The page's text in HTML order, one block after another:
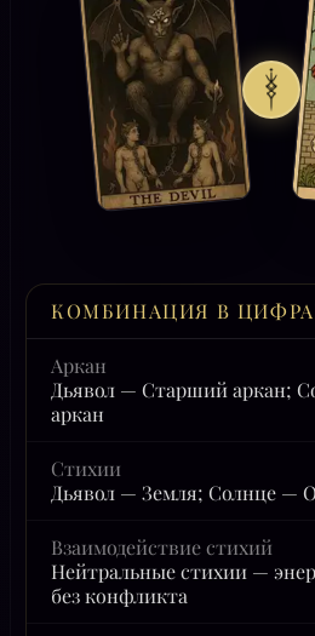
КОМБИНАЦИЯ В
Аркан
Дьявол — Старший аркан;
аркан
Стихии
Дьявол — Земля; Солнце —
Взаимодействие стихий
Нейтральные стихии —
без конфликта